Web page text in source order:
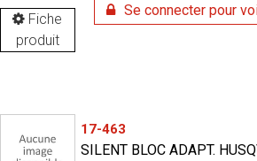
Fiche
produit
Se connecter pour
17-463
SILENT BLOC ADAPT.